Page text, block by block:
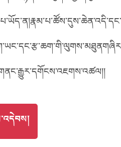
សាខ្មែរ
TOཞལ་འདེབས།